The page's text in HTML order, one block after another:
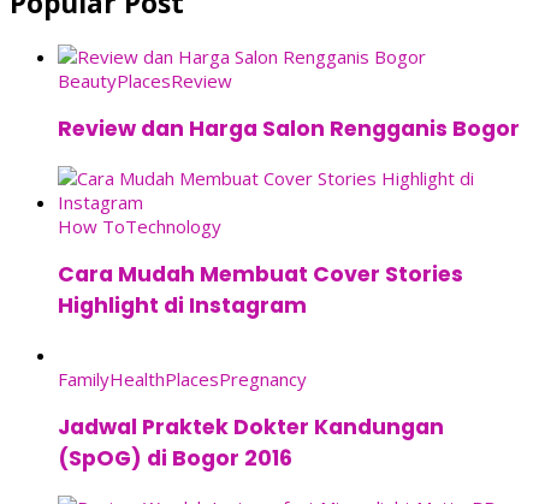
BeautyPlacesReview
Review dan Harga Salon Rengganis Bogor
How ToTechnology
Cara Mudah Membuat Cover Stories
Highlight di Instagram
FamilyHealthPlacesPregnancy
Jadwal Praktek Dokter Kandungan
(SpOG) di Bogor 2016